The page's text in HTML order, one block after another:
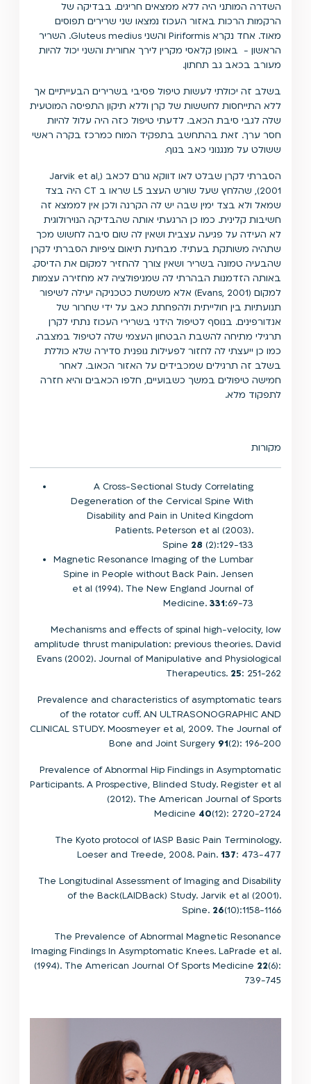
השדרה המותני היה ללא ממצאים חריגים. בבדיקה של
הרקמות הרכות באזור העכוז נמצאו שני שרירים תפוסים
מאוד. אחד נקרא Piriformis והשני Gluteus medius. השריר
הראשון - באופן קלאסי מקרין לירך אחורית והשני יכול להיות
מעורב בכאב גב תחתון.
בשלב זה יכולתי לעשות טיפול פסיבי בשרירים הבעייתיים אך
ללא התייחסות לחששות של קרן וללא תיקון התפיסה המוטעית
שלה לגבי סיבת הכאב. לדעתי טיפול כזה היה עלול להיות
חסר ערך. זאת בהתחשב בתפקיד המוח כמרכז בקרה ראשי
ששולט על מנגנוני כאב בגוף.
הסברתי לקרן שבלט לאו דווקא גורם לכאב (Jarvik et al,
2001), שהלחץ שעל שורש העצב L5 שראו ב CT היה בצד
שמאל ולא בצד ימין שבה יש לה הקרנה ולכן אין לממצא זה
חשיבות קלינית. כמו כן הרגעתי אותה שהבדיקה הנוירולוגית
לא העידה על פגיעה עצבית ושאין לה שום סיבה לחשוש מכך
שתהיה משותקת בעתיד. מבחינת תיאום ציפיות הסברתי לקרן
שהבעיה טמונה בשריר ושאין צורך להחזיר למקום את הדיסק.
באותה הזדמנות הבהרתי לה שמניפולציה לא מחזירה עצמות
למקום (Evans, 2001) אלא משמשת כטכניקה יעילה לשיפור
תנועתיות בין חולייתית ולהפחתת כאב על ידי שחרור של
אנדורפינים. בנוסף לטיפול הידני בשרירי העכוז נתתי לקרן
תרגילי מתיחה להשבת הבטחון העצמי שלה לטיפול במצבה.
כמו כן ייעצתי לה לחזור לפעילות גופנית סדירה שלא כוללת
בשלב זה תרגילים שמכבידים על האזור הכאוב. לאחר
חמישה טיפולים במשך כשבועיים, חלפו הכאבים והיא חזרה
לתפקוד מלא.
מקורות
A Cross-Sectional Study Correlating
Degeneration of the Cervical Spine With
Disability and Pain in United Kingdom
Patients. Peterson et al (2003).
Spine 28 (2):129-133
Magnetic Resonance Imaging of the Lumbar
Spine in People without Back Pain. Jensen
et al (1994). The New England Journal of
Medicine.331:69-73
Mechanisms and effects of spinal high-velocity, low
amplitude thrust manipulation: previous theories. David
Evans (2002). Journal of Manipulative and Physiological
Therapeutics. 25: 251-262
Prevalence and characteristics of asymptomatic tears
of the rotator cuff. AN ULTRASONOGRAPHIC AND
CLINICAL STUDY. Moosmeyer et al, 2009. The Journal of
Bone and Joint Surgery 91(2): 196-200
Prevalence of Abnormal Hip Findings in Asymptomatic
Participants. A Prospective, Blinded Study. Register et al
(2012). The American Journal of Sports
Medicine 40(12): 2720-2724
The Kyoto protocol of IASP Basic Pain Terminology.
Loeser and Treede, 2008. Pain.137: 473-477
The Longitudinal Assessment of Imaging and Disability
of the Back(LAIDBack) Study. Jarvik et al (2001).
Spine. 26(10):1158-1166
The Prevalence of Abnormal Magnetic Resonance
Imaging Findings In Asymptomatic Knees. LaPrade et al.
(1994). The American Journal Of Sports Medicine 22(6):
739-745